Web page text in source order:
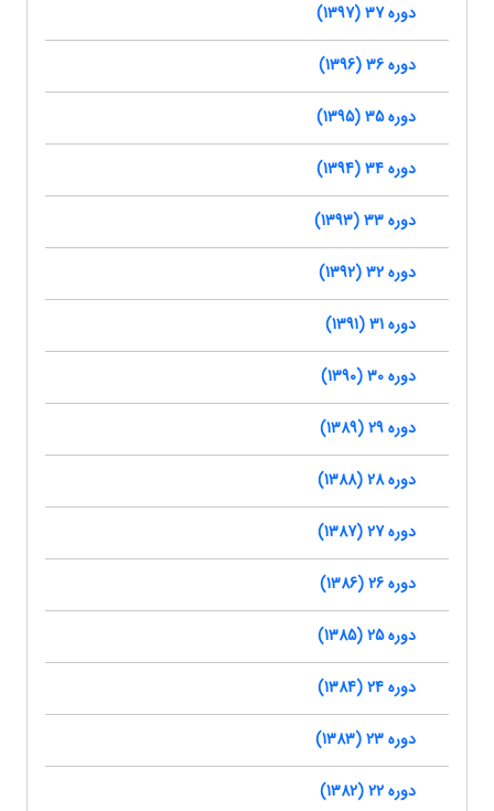
دوره 37 (1397)
دوره 36 (1396)
دوره 35 (1395)
دوره 34 (1394)
دوره 33 (1393)
دوره 32 (1392)
دوره 31 (1391)
دوره 30 (1390)
دوره 29 (1389)
دوره 28 (1388)
دوره 27 (1387)
دوره 26 (1386)
دوره 25 (1385)
دوره 24 (1384)
دوره 23 (1383)
دوره 22 (1382)